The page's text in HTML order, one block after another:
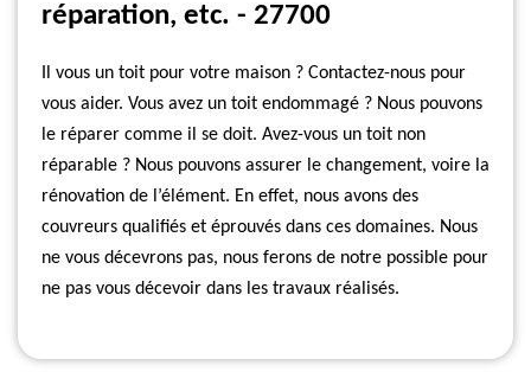
réparation, etc. - 27700
Il vous un toit pour votre maison ? Contactez-nous pour
vous aider. Vous avez un toit endommagé ? Nous pouvons
le réparer comme il se doit. Avez-vous un toit non
réparable ? Nous pouvons assurer le changement, voire la
rénovation de l’élément. En effet, nous avons des
couvreurs qualifiés et éprouvés dans ces domaines. Nous
ne vous décevrons pas, nous ferons de notre possible pour
ne pas vous décevoir dans les travaux réalisés.